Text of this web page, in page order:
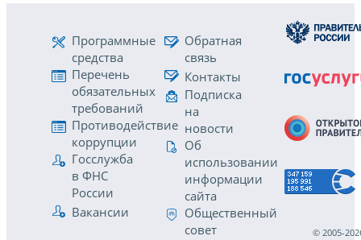
Программные
средства
Перечень
обязательных
требований
Противодействие
коррупции
Госслужба
в ФНС
России
Вакансии
Обратная
связь
Контакты
Подписка
на
новости
Об
использовании
информации
сайта
Общественный
совет
© 2005-